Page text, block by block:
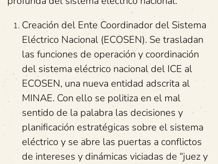
Creación del Ente Coordinador del Sistema
Eléctrico Nacional (ECOSEN). Se trasladan
las funciones de operación y coordinación
del sistema eléctrico nacional del ICE al
ECOSEN, una nueva entidad adscrita al
MINAE. Con ello se politiza en el mal
sentido de la palabra las decisiones y
planificación estratégicas sobre el sistema
eléctrico y se abre las puertas a conflictos
de intereses y dinámicas viciadas de “juez y